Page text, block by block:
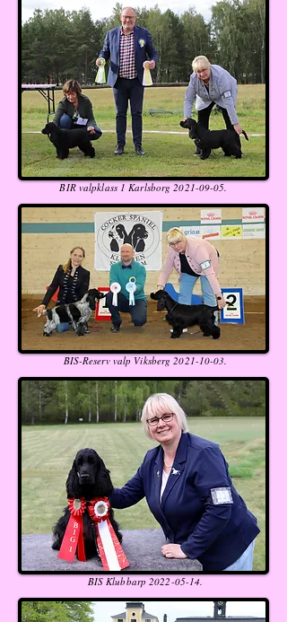
BIR valpklass 1 Karlsborg2021-09-05.
BIS-Reserv valp Viksberg2021-10-03.
BIS Klubbarp2022-05-14.